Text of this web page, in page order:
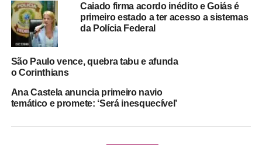
Caiado firma acordo inédito e Goiás é
primeiro estado a ter acesso a sistemas
da Polícia Federal
São Paulo vence, quebra tabu e afunda
o Corinthians
Ana Castela anuncia primeiro navio
temático e promete: ‘Será inesquecível’